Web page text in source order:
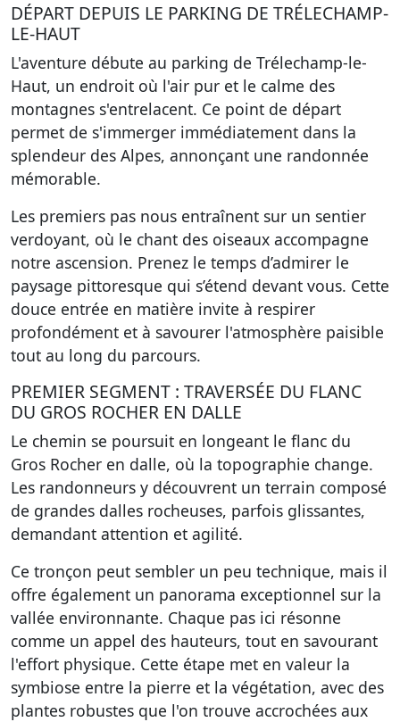
DÉPART DEPUIS LE PARKING DE TRÉLECHAMP-
LE-HAUT
L'aventure débute au parking de Trélechamp-le-
Haut, un endroit où l'air pur et le calme des
montagnes s'entrelacent. Ce point de départ
permet de s'immerger immédiatement dans la
splendeur des Alpes, annonçant une randonnée
mémorable.
Les premiers pas nous entraînent sur un sentier
verdoyant, où le chant des oiseaux accompagne
notre ascension. Prenez le temps d’admirer le
paysage pittoresque qui s’étend devant vous. Cette
douce entrée en matière invite à respirer
profondément et à savourer l'atmosphère paisible
tout au long du parcours.
PREMIER SEGMENT : TRAVERSÉE DU FLANC
DU GROS ROCHER EN DALLE
Le chemin se poursuit en longeant le flanc du
Gros Rocher en dalle, où la topographie change.
Les randonneurs y découvrent un terrain composé
de grandes dalles rocheuses, parfois glissantes,
demandant attention et agilité.
Ce tronçon peut sembler un peu technique, mais il
offre également un panorama exceptionnel sur la
vallée environnante. Chaque pas ici résonne
comme un appel des hauteurs, tout en savourant
l'effort physique. Cette étape met en valeur la
symbiose entre la pierre et la végétation, avec des
plantes robustes que l'on trouve accrochées aux